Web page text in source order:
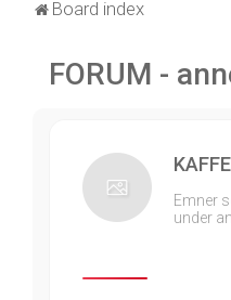
Board index
FORUM -
Emner
under